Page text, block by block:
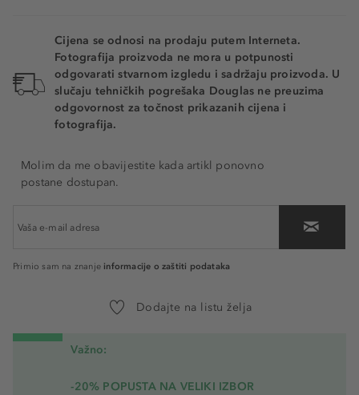
Cijena se odnosi na prodaju putem Interneta.
Fotografija proizvoda ne mora u potpunosti
odgovarati stvarnom izgledu i sadržaju proizvoda. U
slučaju tehničkih pogrešaka Douglas ne preuzima
odgovornost za točnost prikazanih cijena i
fotografija.
Molim da me obavijestite kada artikl ponovno
postane dostupan.
Primio sam na znanje informacije o zaštiti podataka
Dodajte na listu želja
Važno:
-20% POPUSTA NA VELIKI IZBOR